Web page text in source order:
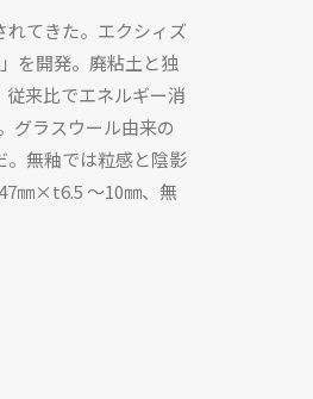
てきた。エクシィズ
を開発。廃粘土と独
来比でエネルギー消
グラスウール由来の
。無釉では粒感と陰影
㎜×t6.5 〜10㎜、無